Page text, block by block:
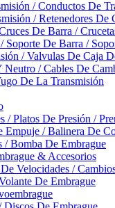
/ Conductos De
/ Retenedores
De Barra /
Soporte De Barra /
/ Valvulas De Caja
/ Cables De
De La Transmisión
/ Platos De Presión /
Empuje / Balinera De
/ Bomba De Embrague
& Accesorios
Velocidades /
De Embrague